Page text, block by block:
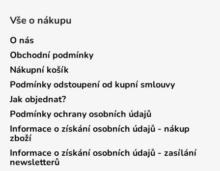
Vše o nákupu
O nás
Obchodní podmínky
Nákupní košík
Podmínky odstoupení od kupní smlouvy
Jak objednat?
Podmínky ochrany osobních údajů
Informace o získání osobních údajů - nákup
zboží
Informace o získání osobních údajů - zasílání
newsletterů